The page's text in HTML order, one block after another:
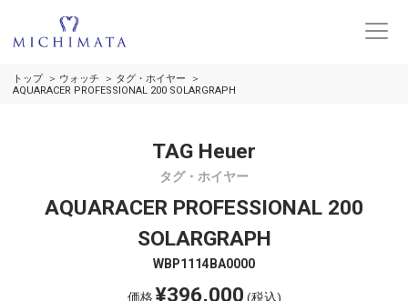
トップ ウォッチ
タグ・ホイヤー
AQUARACER PROFESSIONAL 200 SOLARGRAPH
TAG Heuer
タグ・ホイヤー
AQUARACER PROFESSIONAL 200
SOLARGRAPH
WBP1114BA0000
価格¥396,000 (税込)